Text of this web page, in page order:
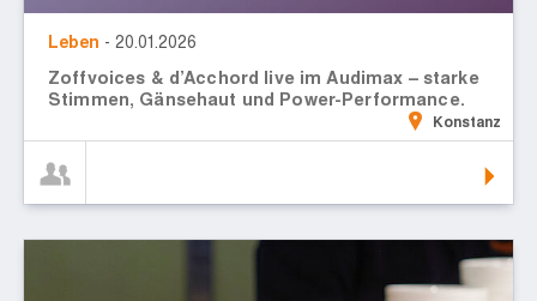
Leben - 20.01.2026
Zoffvoices & d’Acchord live im Audimax – starke
Stimmen, Gänsehaut und Power-Performance.
Konstanz